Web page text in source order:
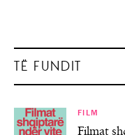
TË FUNDIT
FILM
Filmat